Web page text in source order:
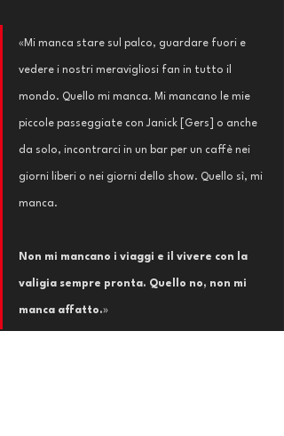
«Mi manca stare sul palco, guardare fuori e
vedere i nostri meravigliosi fan in tutto il
mondo. Quello mi manca. Mi mancano le mie
piccole passeggiate con Janick [Gers] o anche
da solo, incontrarci in un bar per un caffè nei
giorni liberi o nei giorni dello show. Quello sì, mi
manca.
Non mi mancano i viaggi e il vivere con la
valigia sempre pronta. Quello no, non mi
manca affatto.»